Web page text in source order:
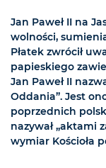
Jan Paweł II na
wolności,
Płatek zwrócił
papieskiego
Jan Paweł II
Oddania”. Jest
poprzednich
nazywał „aktami
wymiar Kościoła